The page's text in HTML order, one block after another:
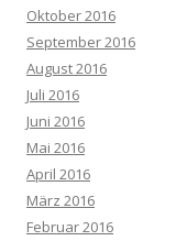
Oktober 2016
September 2016
August 2016
Juli 2016
Juni 2016
Mai 2016
April 2016
März 2016
Februar 2016